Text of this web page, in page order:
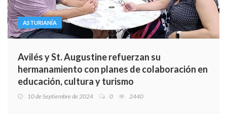
ASTURIANÍA
Avilés y St. Augustine refuerzan su
hermanamiento con planes de colaboración en
educación, cultura y turismo
10 de Septiembre de 2024 0 2440